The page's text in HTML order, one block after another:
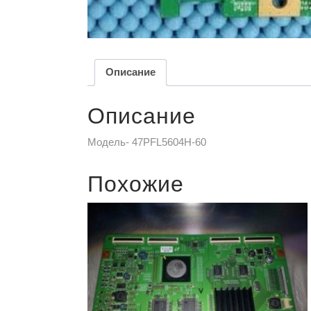
Описание
Описание
Модель- 47PFL5604H-60
Похожие